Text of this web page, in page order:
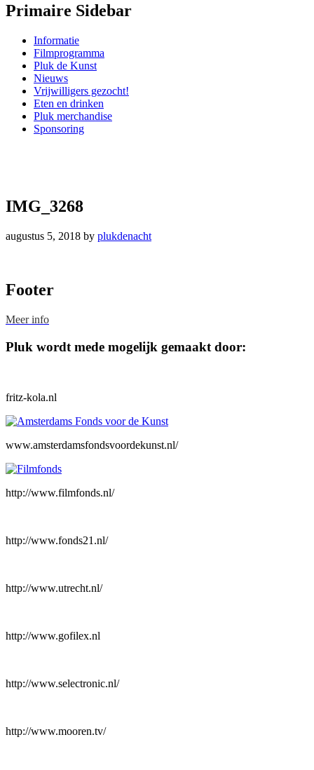
Primaire Sidebar
Informatie
Filmprogramma
Pluk de Kunst
Nieuws
Vrijwilligers gezocht!
Eten en drinken
Pluk merchandise
Sponsoring
IMG_3268
augustus 5, 2018 by plukdenacht
Footer
Meer info
Pluk wordt mede mogelijk gemaakt door:
fritz-kola.nl
www.amsterdamsfondsvoordekunst.nl/
http://www.filmfonds.nl/
http://www.fonds21.nl/
http://www.utrecht.nl/
http://www.gofilex.nl
http://www.selectronic.nl/
http://www.mooren.tv/